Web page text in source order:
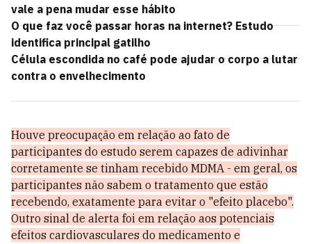
vale a pena mudar esse hábito
O que faz você passar horas na internet? Estudo
identifica principal gatilho
Célula escondida no café pode ajudar o corpo a lutar
contra o envelhecimento
Houve preocupação em relação ao fato de
participantes do estudo serem capazes de adivinhar
corretamente se tinham recebido MDMA - em geral, os
participantes não sabem o tratamento que estão
recebendo, exatamente para evitar o "efeito placebo".
Outro sinal de alerta foi em relação aos potenciais
efeitos cardiovasculares do medicamento e